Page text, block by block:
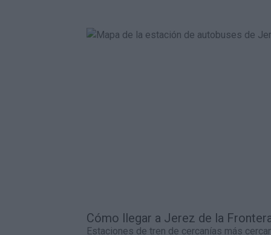
Cómo llegar a Jerez de la
Estaciones de tren de cercanías más